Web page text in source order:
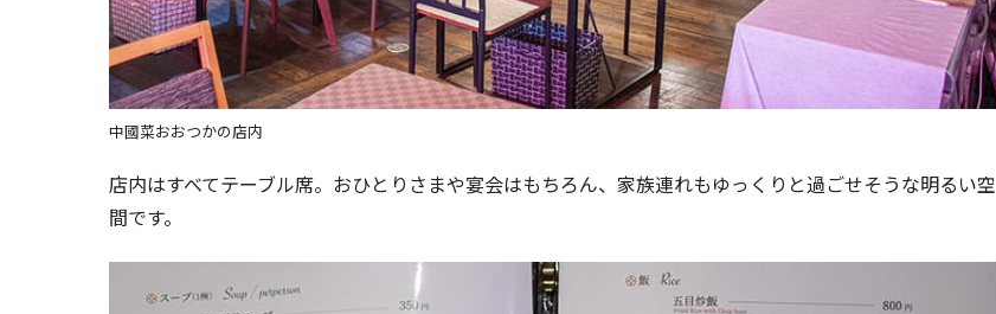
中國菜おおつかの店内
店内はすべてテーブル席。おひとりさまや宴会はもちろん、家族連れもゆっくりと過ごせそうな明るい空
間です。